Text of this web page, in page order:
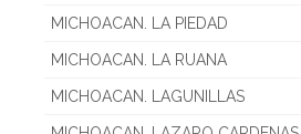
MICHOACAN. LA PIEDAD
MICHOACAN. LA RUANA
MICHOACAN. LAGUNILLAS